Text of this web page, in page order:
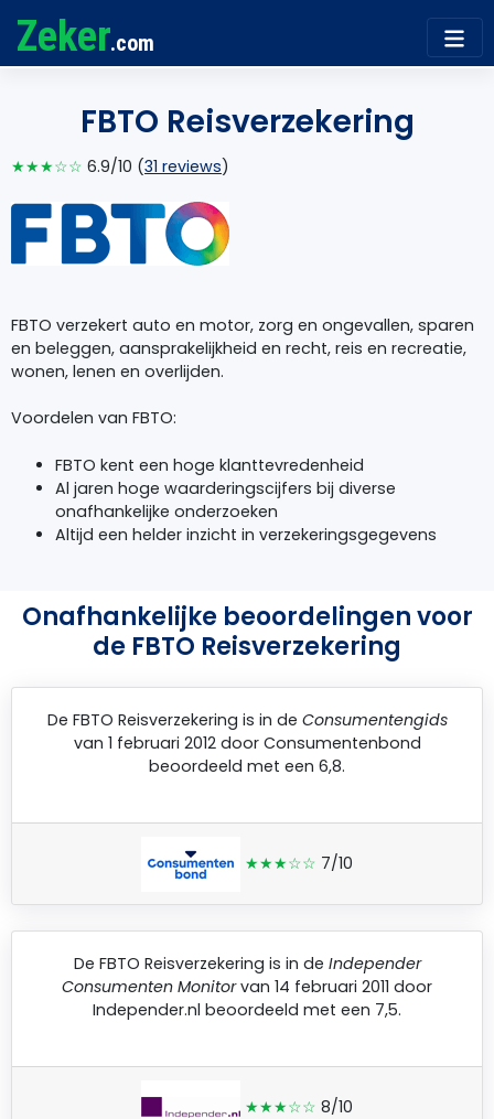
Zeker.com
FBTO Reisverzekering
★★★☆☆ 6.9/10 (31 reviews)
FBTO verzekert auto en motor, zorg en ongevallen, sparen
en beleggen, aansprakelijkheid en recht, reis en recreatie,
wonen, lenen en overlijden.
Voordelen van FBTO:
FBTO kent een hoge klanttevredenheid
Al jaren hoge waarderingscijfers bij diverse
onafhankelijke onderzoeken
Altijd een helder inzicht in verzekeringsgegevens
Onafhankelijke beoordelingen voor
de FBTO Reisverzekering
De FBTO Reisverzekering is in de Consumentengids
van 1 februari 2012 door Consumentenbond
beoordeeld met een 6,8.
★★★☆☆ 7/10
De FBTO Reisverzekering is in de Independer
Consumenten Monitorvan 14 februari 2011 door
Independer.nl beoordeeld met een 7,5.
★★★☆☆ 8/10